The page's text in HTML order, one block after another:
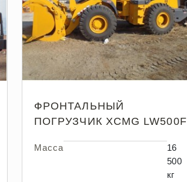
ФРОНТАЛЬНЫЙ
ПОГРУЗЧИК XCMG LW500F
Масса
16
500
кг